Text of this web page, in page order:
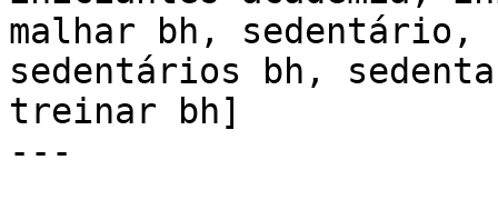
malhar bh,
sedentários bh,
treinar bh]
---